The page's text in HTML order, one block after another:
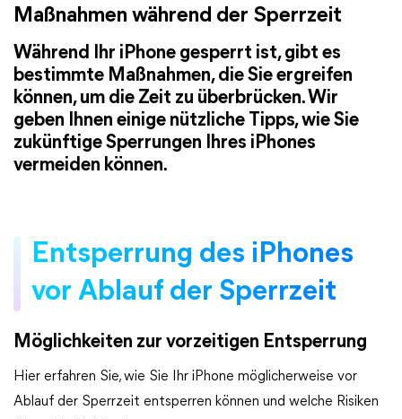
Maßnahmen während der Sperrzeit
Während Ihr iPhone gesperrt ist, gibt es
bestimmte Maßnahmen, die Sie ergreifen
können, um die Zeit zu überbrücken. Wir
geben Ihnen einige nützliche Tipps, wie Sie
zukünftige Sperrungen Ihres iPhones
vermeiden können.
Entsperrung des iPhones
vor Ablauf der Sperrzeit
Möglichkeiten zur vorzeitigen Entsperrung
Hier erfahren Sie, wie Sie Ihr iPhone möglicherweise vor
Ablauf der Sperrzeit entsperren können und welche Risiken